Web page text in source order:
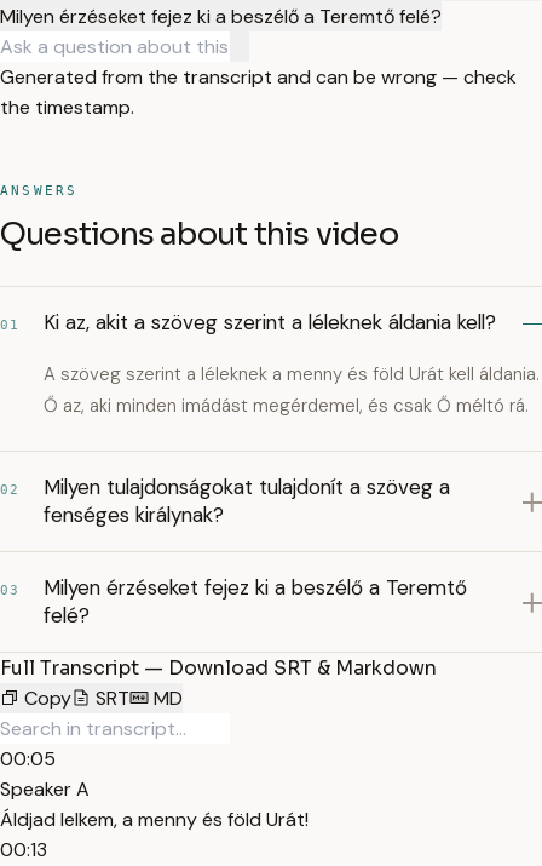
Milyen érzéseket fejez ki a beszélő a Teremtő felé?
Generated from the transcript and can be wrong — check
the timestamp.
ANSWERS
Questions about this video
01 Ki az, akit a szöveg szerint a léleknek áldania kell?
A szöveg szerint a léleknek a menny és föld Urát kell áldania.
Ő az, aki minden imádást megérdemel, és csak Ő méltó rá.
02
Milyen tulajdonságokat tulajdonít a szöveg a
fenséges királynak?
03
Milyen érzéseket fejez ki a beszélő a Teremtő
felé?
Full Transcript — Download SRT & Markdown
Copy
SRT MD
00:05
Speaker A
Áldjad lelkem, a menny és föld Urát!
00:13